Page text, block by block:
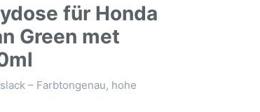
für Honda
Green met
– Farbtongenau, hohe